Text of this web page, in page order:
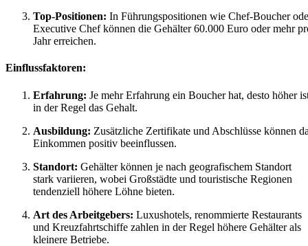
Top-Positionen: In Führungspositionen wie Chef-Boucher
Executive Chef können die Gehälter 60.000 Euro oder mehr
Jahr erreichen.
Einflussfaktoren:
Erfahrung: Je mehr Erfahrung ein Boucher hat, desto höher
in der Regel das Gehalt.
Ausbildung: Zusätzliche Zertifikate und Abschlüsse können
Einkommen positiv beeinflussen.
Standort: Gehälter können je nach geografischem Standort
stark variieren, wobei Großstädte und touristische Regionen
tendenziell höhere Löhne bieten.
Art des Arbeitgebers: Luxushotels, renommierte Restaurants
und Kreuzfahrtschiffe zahlen in der Regel höhere Gehälter als
kleinere Betriebe.